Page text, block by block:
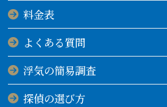
料金表
よくある質問
浮気の簡易調査
探偵の選び方